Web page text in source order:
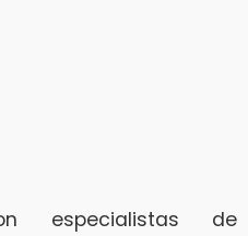
especialistas de